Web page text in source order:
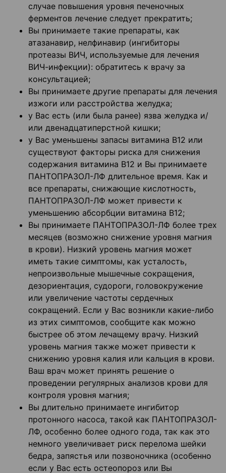
случае повышения уровня печеночных
ферментов лечение следует прекратить;
Вы принимаете такие препараты, как
атазанавир, нелфинавир (ингибиторы
протеазы ВИЧ, используемые для лечения
ВИЧ-инфекции): обратитесь к врачу за
консультацией;
Вы принимаете другие препараты для лечения
изжоги или расстройства желудка;
у Вас есть (или была ранее) язва желудка и/
или двенадцатиперстной кишки;
у Вас уменьшены запасы витамина В12 или
существуют факторы риска для снижения
содержания витамина В12 и Вы принимаете
ПАНТОПРАЗОЛ-ЛФ длительное время. Как и
все препараты, снижающие кислотность,
ПАНТОПРАЗОЛ-ЛФ может привести к
уменьшению абсорбции витамина В12;
Вы принимаете ПАНТОПРАЗОЛ-ЛФ более трех
месяцев (возможно снижение уровня магния
в крови). Низкий уровень магния может
иметь такие симптомы, как усталость,
непроизвольные мышечные сокращения,
дезориентация, судороги, головокружение
или увеличение частоты сердечных
сокращений. Если у Вас возникли какие-либо
из этих симптомов, сообщите как можно
быстрее об этом лечащему врачу. Низкий
уровень магния также может привести к
снижению уровня калия или кальция в крови.
Ваш врач может принять решение о
проведении регулярных анализов крови для
контроля уровня магния;
Вы длительно принимаете ингибитор
протонного насоса, такой как ПАНТОПРАЗОЛ-
ЛФ, особенно более одного года, так как это
немного увеличивает риск перелома шейки
бедра, запястья или позвоночника (особенно
если у Вас есть остеопороз или Вы